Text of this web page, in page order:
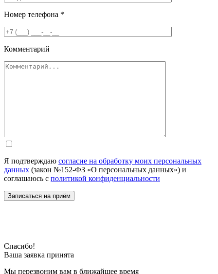
Номер телефона *
Комментарий
Я подтверждаю согласие на обработку моих персональных
данных (закон №152-ФЗ «О персональных данных») и
соглашаюсь с политикой конфиденциальности
Спасибо!
Ваша заявка принята
Мы перезвоним вам в ближайшее время